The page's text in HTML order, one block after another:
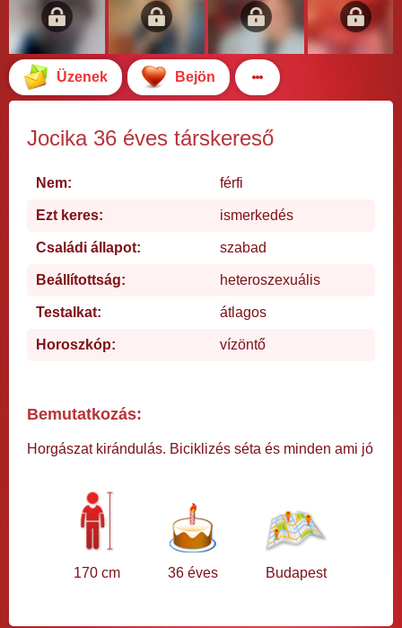
Üzenek Bejön
Jocika 36 éves társkereső
Nem: férfi
Ezt keres: ismerkedés
Családi állapot: szabad
Beállítottság: heteroszexuális
Testalkat: átlagos
Horoszkóp: vízöntő
Bemutatkozás:
Horgászat kirándulás. Biciklizés séta és minden ami jó
170 cm 36 éves Budapest